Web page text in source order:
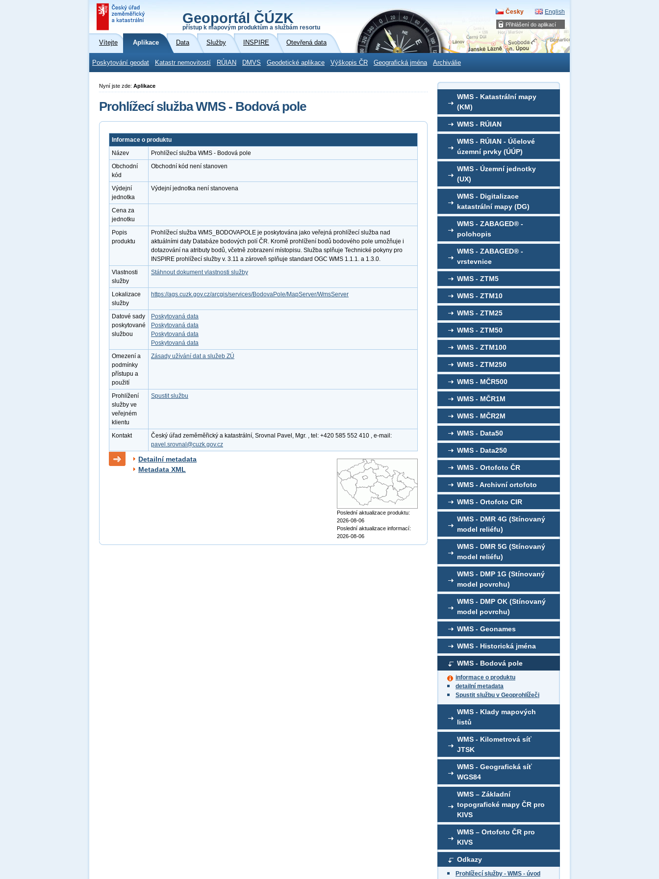
Přihlášení do aplikací
Geoportál ČÚZK
přístup k mapovým produktům a službám resortu
Česky English
Vítejte Aplikace Data Služby INSPIRE Otevřená data
Poskytování geodat Katastr nemovitostí RÚIAN DMVS Geodetické aplikace Výškopis ČR Geografická jména Archiválie
WMS - Katastrální mapy
(KM)
WMS - RÚIAN
WMS - RÚIAN - Účelové
územní prvky (ÚÚP)
WMS - Územní jednotky
(UX)
WMS - Digitalizace
katastrální mapy (DG)
WMS - ZABAGED® -
polohopis
WMS - ZABAGED® -
vrstevnice
WMS - ZTM5
WMS - ZTM10
WMS - ZTM25
WMS - ZTM50
WMS - ZTM100
WMS - ZTM250
WMS - MČR500
WMS - MČR1M
WMS - MČR2M
WMS - Data50
WMS - Data250
WMS - Ortofoto ČR
WMS - Archivní ortofoto
WMS - Ortofoto CIR
WMS - DMR 4G (Stínovaný
model reliéfu)
WMS - DMR 5G (Stínovaný
model reliéfu)
WMS - DMP 1G (Stínovaný
model povrchu)
WMS - DMP OK (Stínovaný
model povrchu)
WMS - Geonames
WMS - Historická jména
WMS - Bodová pole
informace o produktu
detailní metadata
Spustit službu v Geoprohlížeči
WMS - Klady mapových
listů
WMS - Kilometrová síť
JTSK
WMS - Geografická síť
WGS84
WMS – Základní
topografické mapy ČR pro
KIVS
WMS – Ortofoto ČR pro
KIVS
Odkazy
Prohlížecí služby - WMS - úvod
Nyní jste zde: Aplikace
Prohlížecí služba WMS - Bodová pole
Informace o produktu
Název
Prohlížecí služba WMS - Bodová pole
Obchodní
kód
Obchodní kód není stanoven
Výdejní
jednotka
Výdejní jednotka není stanovena
Cena za
jednotku
Popis
produktu
Prohlížecí služba WMS_BODOVAPOLE je poskytována jako veřejná prohlížecí služba nad
aktuálními daty Databáze bodových polí ČR. Kromě prohlížení bodů bodového pole umožňuje i
dotazování na atributy bodů, včetně zobrazení místopisu. Služba splňuje Technické pokyny pro
INSPIRE prohlížecí služby v. 3.11 a zároveň splňuje standard OGC WMS 1.1.1. a 1.3.0.
Vlastnosti
služby
Stáhnout dokument vlastnosti služby
Lokalizace
služby
https://ags.cuzk.gov.cz/arcgis/services/BodovaPole/MapServer/WmsServer
Datové sady
poskytované
službou
Poskytovaná data
Poskytovaná data
Poskytovaná data
Poskytovaná data
Omezení a
podmínky
přístupu a
použití
Zásady užívání dat a služeb ZÚ
Prohlížení
služby ve
veřejném
klientu
Spustit službu
Kontakt
Český úřad zeměměřický a katastrální, Srovnal Pavel, Mgr. , tel: +420 585 552 410 , e-mail:
pavel.srovnal@cuzk.gov.cz
Detailní metadata
Metadata XML
Poslední aktualizace produktu:
2026-08-06
Poslední aktualizace informací:
2026-08-06